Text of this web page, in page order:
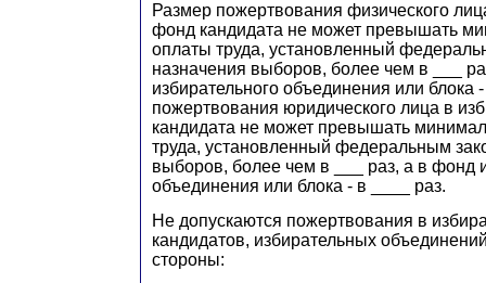
Размер пожертвования физического
фонд кандидата не может превышать
оплаты труда, установленный
назначения выборов, более чем в ___
избирательного объединения или блока
пожертвования юридического лица в
кандидата не может превышать
труда, установленный федеральным
выборов, более чем в ___ раз, а в фонд
объединения или блока - в ____ раз.
Не допускаются пожертвования в
кандидатов, избирательных
стороны: